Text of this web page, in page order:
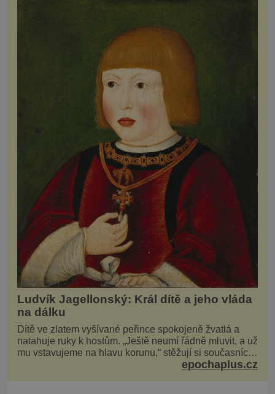
Ludvík Jagellonský: Král dítě a jeho vláda
na dálku
Dítě ve zlatem vyšívané peřince spokojeně žvatlá a
natahuje ruky k hostům. „Ještě neumí řádně mluvit, a už
mu vstavujeme na hlavu korunu,“ stěžují si současníci,
pro které je k neuvěření, že droboučký princ se dnes
epochaplus.cz